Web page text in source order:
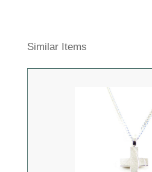
Produktgalerie überspringen
Similar Items